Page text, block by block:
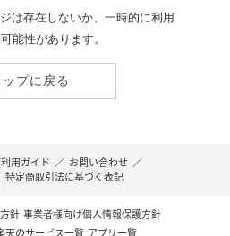
は存在しないか、一時的に利用
能性があります。
ップに戻る
用ガイド ／ お問い合わせ ／
特定商取引法に基づく表記
針 事業者様向け個人情報保護方針
天のサービス一覧 アプリ一覧